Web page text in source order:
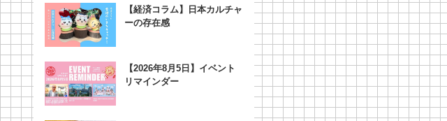
【経済コラム】日本カルチャ
ーの存在感
【2026年8月5日】イベント
リマインダー